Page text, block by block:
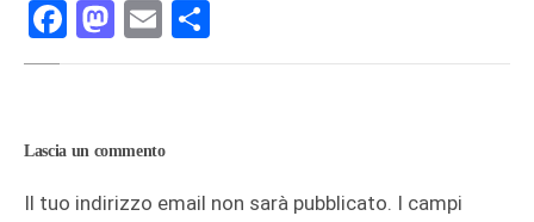
Facebook
Mastodon
Email
Lascia un commento
Il tuo indirizzo email non sarà pubblicato. I campi